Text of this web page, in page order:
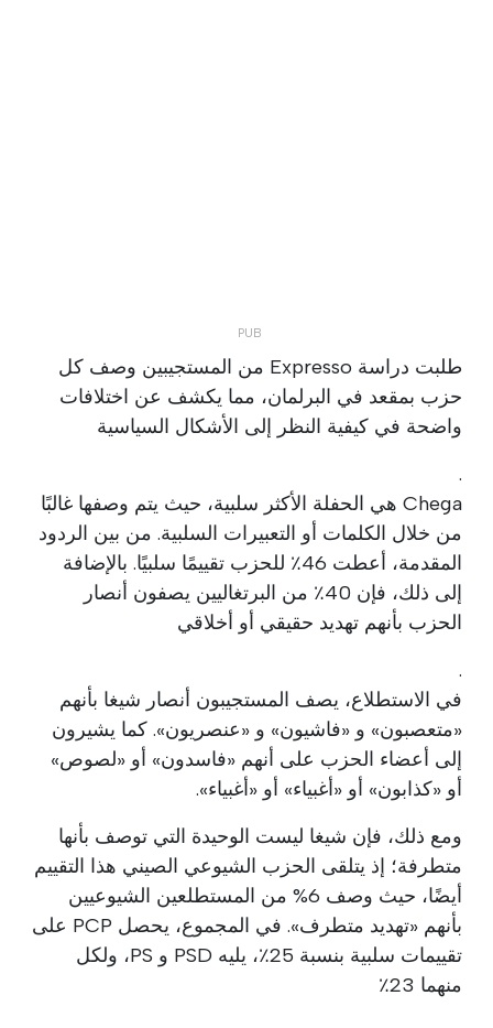
طلبت دراسة Expresso من المستجيبين وصف كل
حزب بمقعد في البرلمان، مما يكشف عن اختلافات
واضحة في كيفية النظر إلى الأشكال السياسية
.
Chega هي الحفلة الأكثر سلبية، حيث يتم وصفها غالبًا
من خلال الكلمات أو التعبيرات السلبية. من بين الردود
المقدمة، أعطت 46٪ للحزب تقييمًا سلبيًا. بالإضافة
إلى ذلك، فإن 40٪ من البرتغاليين يصفون أنصار
الحزب بأنهم تهديد حقيقي أو أخلاقي
.
في الاستطلاع، يصف المستجيبون أنصار شيغا بأنهم
«متعصبون» و «فاشيون» و «عنصريون». كما يشيرون
إلى أعضاء الحزب على أنهم «فاسدون» أو «لصوص»
أو «كذابون» أو «أغبياء» أو «أغبياء».
ومع ذلك، فإن شيغا ليست الوحيدة التي توصف بأنها
متطرفة؛ إذ يتلقى الحزب الشيوعي الصيني هذا التقييم
أيضًا، حيث وصف 6% من المستطلعين الشيوعيين
بأنهم «تهديد متطرف». في المجموع، يحصل PCP على
تقييمات سلبية بنسبة 25٪، يليه PSD و PS، ولكل
منهما 23٪